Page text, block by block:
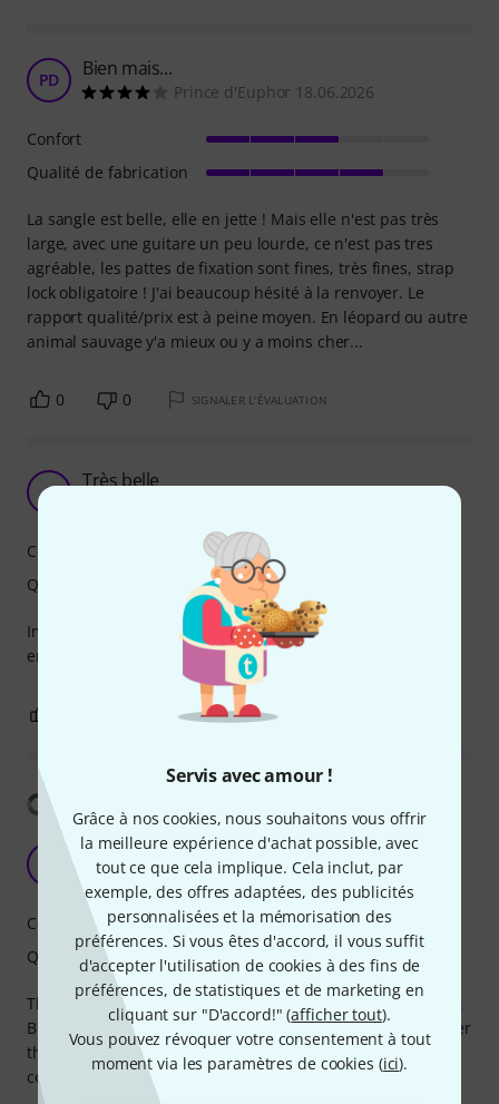
Servis avec amour !
Grâce à nos cookies, nous souhaitons vous offrir
la meilleure expérience d'achat possible, avec
tout ce que cela implique. Cela inclut, par
exemple, des offres adaptées, des publicités
personnalisées et la mémorisation des
préférences. Si vous êtes d'accord, il vous suffit
d'accepter l'utilisation de cookies à des fins de
préférences, de statistiques et de marketing en
cliquant sur "D'accord!" (afficher tout).
Vous pouvez révoquer votre consentement à tout
moment via les paramètres de cookies (ici).
PD Bien mais...
Prince d'Euphor 18.06.2026
La sangle est belle, elle en jette ! Mais elle n'est pas très
large, avec une guitare un peu lourde, ce n'est pas tres
agréable, les pattes de fixation sont fines, très fines, strap
lock obligatoire ! J'ai beaucoup hésité à la renvoyer. Le
rapport qualité/prix est à peine moyen. En léopard ou autre
animal sauvage y'a mieux ou y a moins cher...
Confort
Qualité de fabrication
0 0 SIGNALER L'ÉVALUATION
S Très belle
Impeccable pour ma future Tele Harley Benton customisée
en Tele Joe Strummer ;)
Confort
Qualité de fabrication
SIGNALER L'ÉVALUATION
Very good
Kostas_ 21.07.2025
The pattern on mine is no t as nice as the one in the photo.
But it was too much of a hassle to return it so I kept it. Other
than that, the materials are good, and it is sturdy and
comfortable
Confort
Qualité de fabrication